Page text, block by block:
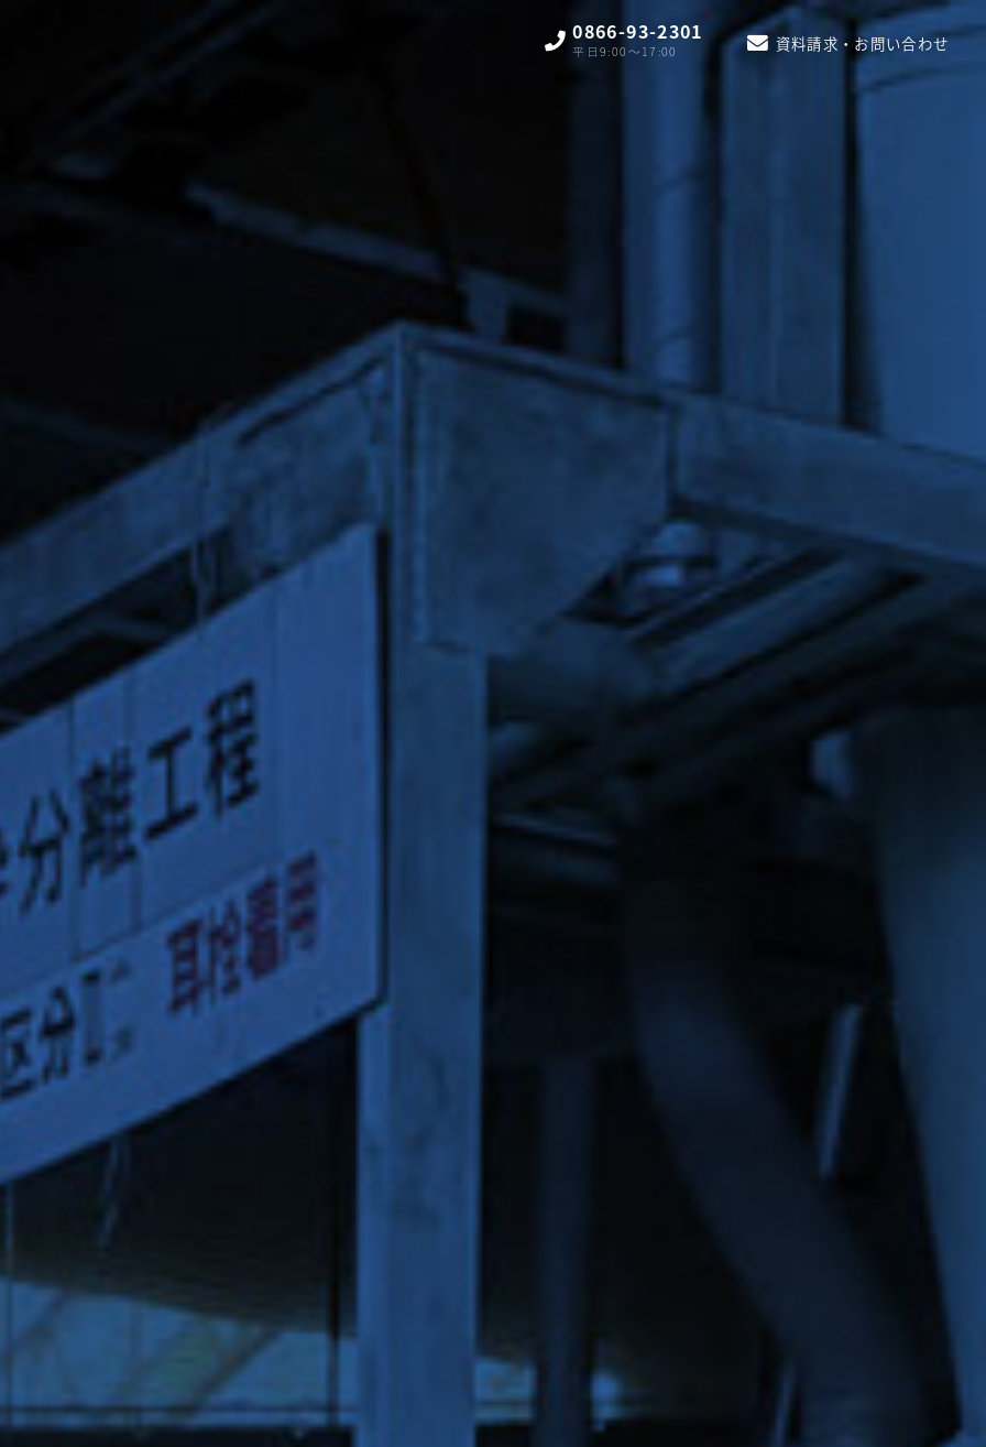
0866-93-2301
平日9:00〜17:00 資料請求・お問い合わせ